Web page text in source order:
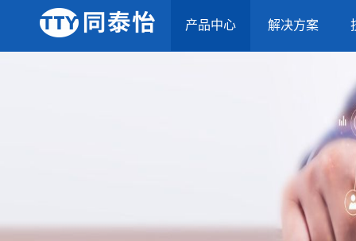
产品中心 解决方案